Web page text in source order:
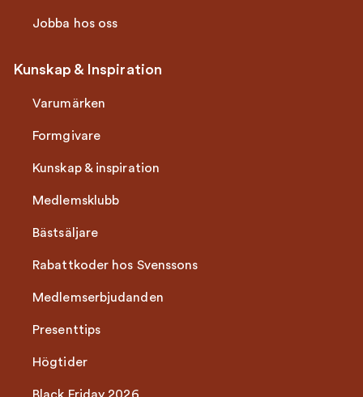
Jobba hos oss
Kunskap & Inspiration
Varumärken
Formgivare
Kunskap & inspiration
Medlemsklubb
Bästsäljare
Rabattkoder hos Svenssons
Medlemserbjudanden
Presenttips
Högtider